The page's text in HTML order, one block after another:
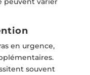
en urgence,
souvent